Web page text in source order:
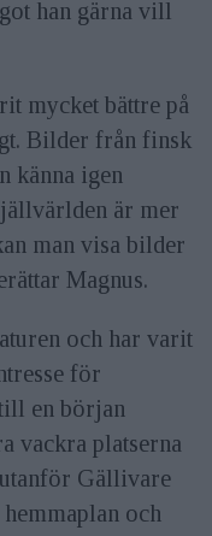
han gärna vill
mycket bättre på
Bilder från finsk
känna igen
är mer
man visa bilder
Magnus.
och har varit
för
en början
vackra platserna
utanför Gällivare
och